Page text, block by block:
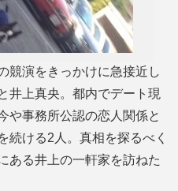
演をきっかけに急接近し
井上真央。都内でデート現
や事務所公認の恋人関係と
続ける2人。真相を探るべく
ある井上の一軒家を訪ねた